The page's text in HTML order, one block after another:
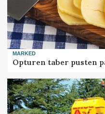
MARKED
Opturen taber pusten